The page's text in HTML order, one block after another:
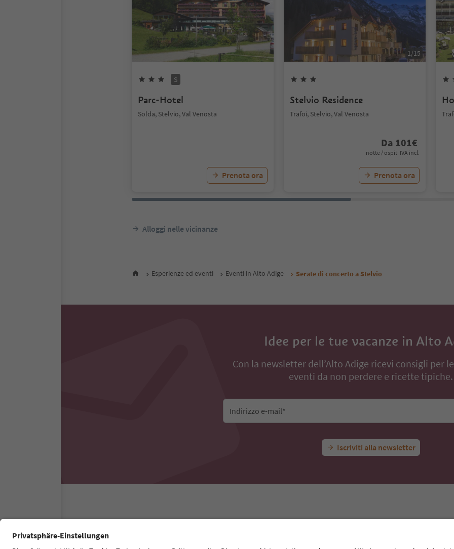
S
Parc-Hotel
Solda, Stelvio, Val Venosta
Prenota ora
1/15
Stelvio Residence
Trafoi, Stelvio, Val Venosta
Da 101€
notte / ospiti IVA incl.
Prenota ora
Alloggi nelle vicinanze
Esperienze ed eventi Eventi in Alto Adige Serate di concerto a Stelvio
Idee per le tue vacanze in Alto
Con la newsletter dell’Alto Adige ricevi consigli per
eventi da non perdere e ricette tipiche.
Indirizzo e-mail*
Iscriviti alla newsletter